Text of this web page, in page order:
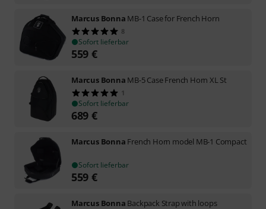
Marcus Bonna MB-1 Case for French Horn
8
Sofort lieferbar
559 €
Marcus Bonna MB-5 Case French Horn XL St
1
Sofort lieferbar
689 €
Marcus Bonna French Horn model MB-1 Compact
Sofort lieferbar
559 €
Marcus Bonna Backpack Strap with loops